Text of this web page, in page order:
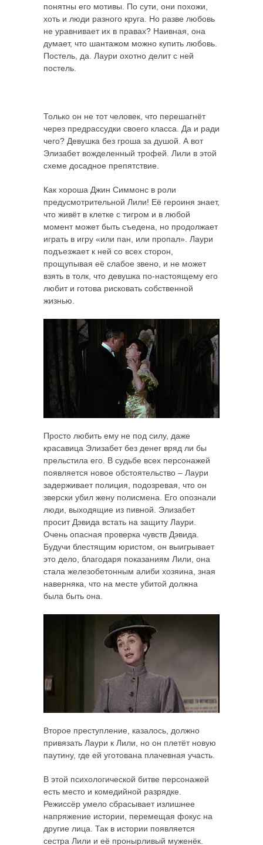
понятны его мотивы. По сути, они похожи,
хоть и люди разного круга. Но разве любовь
не уравнивает их в правах? Наивная, она
думает, что шантажом можно купить любовь.
Постель, да. Лаури охотно делит с ней
постель.
Только он не тот человек, что перешагнёт
через предрассудки своего класса. Да и ради
чего? Девушка без гроша за душой. А вот
Элизабет вожделенный трофей. Лили в этой
схеме досадное препятствие.
Как хороша Джин Симмонс в роли
предусмотрительной Лили! Её героиня знает,
что живёт в клетке с тигром и в любой
момент может быть съедена, но продолжает
играть в игру «или пан, или пропал». Лаури
подъезжает к ней со всех сторон,
прощупывая её слабое звено, и не может
взять в толк, что девушка по-настоящему его
любит и готова рисковать собственной
жизнью.
Просто любить ему не под силу, даже
красавица Элизабет без денег вряд ли бы
прельстила его. В судьбе всех персонажей
появляется новое обстоятельство – Лаури
задерживает полиция, подозревая, что он
зверски убил жену полисмена. Его опознали
люди, выходящие из пивной. Элизабет
просит Дэвида встать на защиту Лаури.
Очень опасная проверка чувств Дэвида.
Будучи блестящим юристом, он выигрывает
это дело, благодаря показаниям Лили, она
стала железобетонным алиби хозяина, зная
наверняка, что на месте убитой должна
была быть она.
Второе преступление, казалось, должно
привязать Лаури к Лили, но он плетёт новую
паутину, где ей уготована плачевная участь.
В этой психологической битве персонажей
есть место и комедийной разрядке.
Режиссёр умело сбрасывает излишнее
напряжение истории, перемещая фокус на
другие лица. Так в истории появляется
сестра Лили и её пронырливый муженёк.